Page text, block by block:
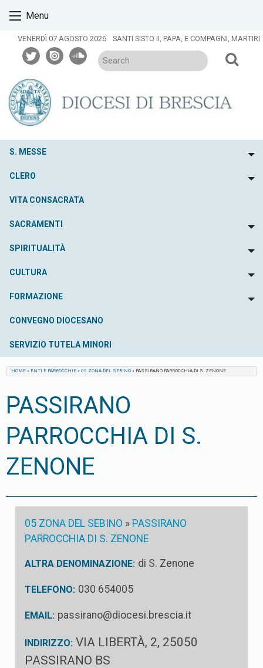
content
Menu
VENERDÌ 07 AGOSTO 2026 SANTI SISTO II, PAPA, E COMPAGNI, MARTIRI
twitterissuusoundcloud
S. MESSE
CLERO
VITA CONSACRATA
SACRAMENTI
SPIRITUALITÀ
CULTURA
FORMAZIONE
CONVEGNO DIOCESANO
SERVIZIO TUTELA MINORI
HOME » ENTI E PARROCCHIE » 05 ZONA DEL SEBINO » PASSIRANO PARROCCHIA DI S. ZENONE
PASSIRANO
PARROCCHIA DI S.
ZENONE
05 ZONA DEL SEBINO » PASSIRANO
PARROCCHIA DI S. ZENONE
ALTRA DENOMINAZIONE: di S. Zenone
TELEFONO: 030 654005
EMAIL: passirano@diocesi.brescia.it
INDIRIZZO: VIA LIBERTÀ, 2, 25050
PASSIRANO BS